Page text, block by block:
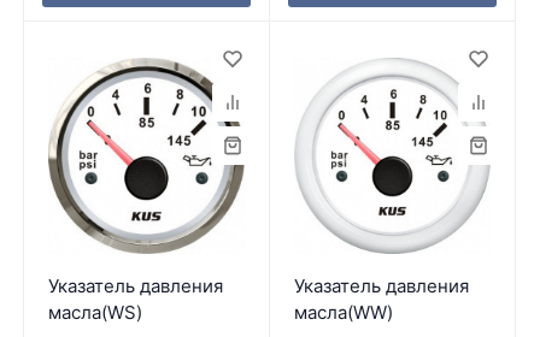
Указатель давления
масла(WS)
Указатель давления
масла(WW)